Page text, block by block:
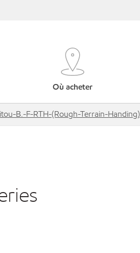
Où acheter
B.-F-RTH-(Rough-Terrain-Handing)